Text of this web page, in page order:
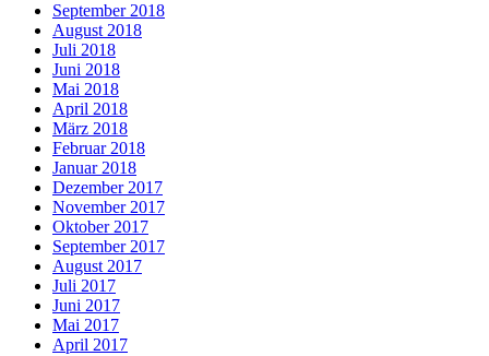
September 2018
August 2018
Juli 2018
Juni 2018
Mai 2018
April 2018
März 2018
Februar 2018
Januar 2018
Dezember 2017
November 2017
Oktober 2017
September 2017
August 2017
Juli 2017
Juni 2017
Mai 2017
April 2017